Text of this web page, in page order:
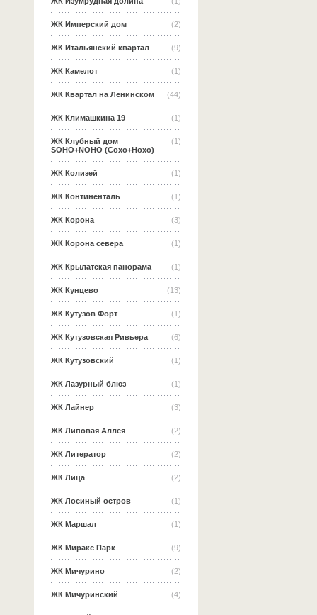
(2)
ЖК Имперский дом
(9)
ЖК Итальянский квартал
(1)
ЖК Камелот
(44)
ЖК Квартал на Ленинском
(1)
ЖК Климашкина 19
(1)
ЖК Клубный дом
SOHO+NOHO (Сохо+Нохо)
(1)
ЖК Колизей
(1)
ЖК Континенталь
(3)
ЖК Корона
(1)
ЖК Корона севера
(1)
ЖК Крылатская панорама
(13)
ЖК Кунцево
(1)
ЖК Кутузов Форт
(6)
ЖК Кутузовская Ривьера
(1)
ЖК Кутузовский
(1)
ЖК Лазурный блюз
(3)
ЖК Лайнер
(2)
ЖК Липовая Аллея
(2)
ЖК Литератор
(2)
ЖК Лица
(1)
ЖК Лосиный остров
(1)
ЖК Маршал
(9)
ЖК Миракс Парк
(2)
ЖК Мичурино
(4)
ЖК Мичуринский